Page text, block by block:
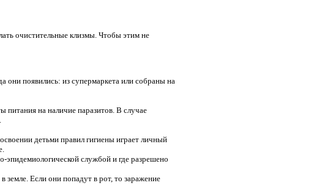
очистительные клизмы. Чтобы этим не
они появились: из супермаркета или собраны на
питания на наличие паразитов. В случае
детьми правил гигиены играет личный
службой и где разрешено
земле. Если они попадут в рот, то заражение